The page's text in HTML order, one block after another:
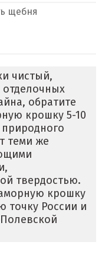
щебня
чистый,
обратите
крошку 5-10
теми же
твердостью.
крошку
точку России и